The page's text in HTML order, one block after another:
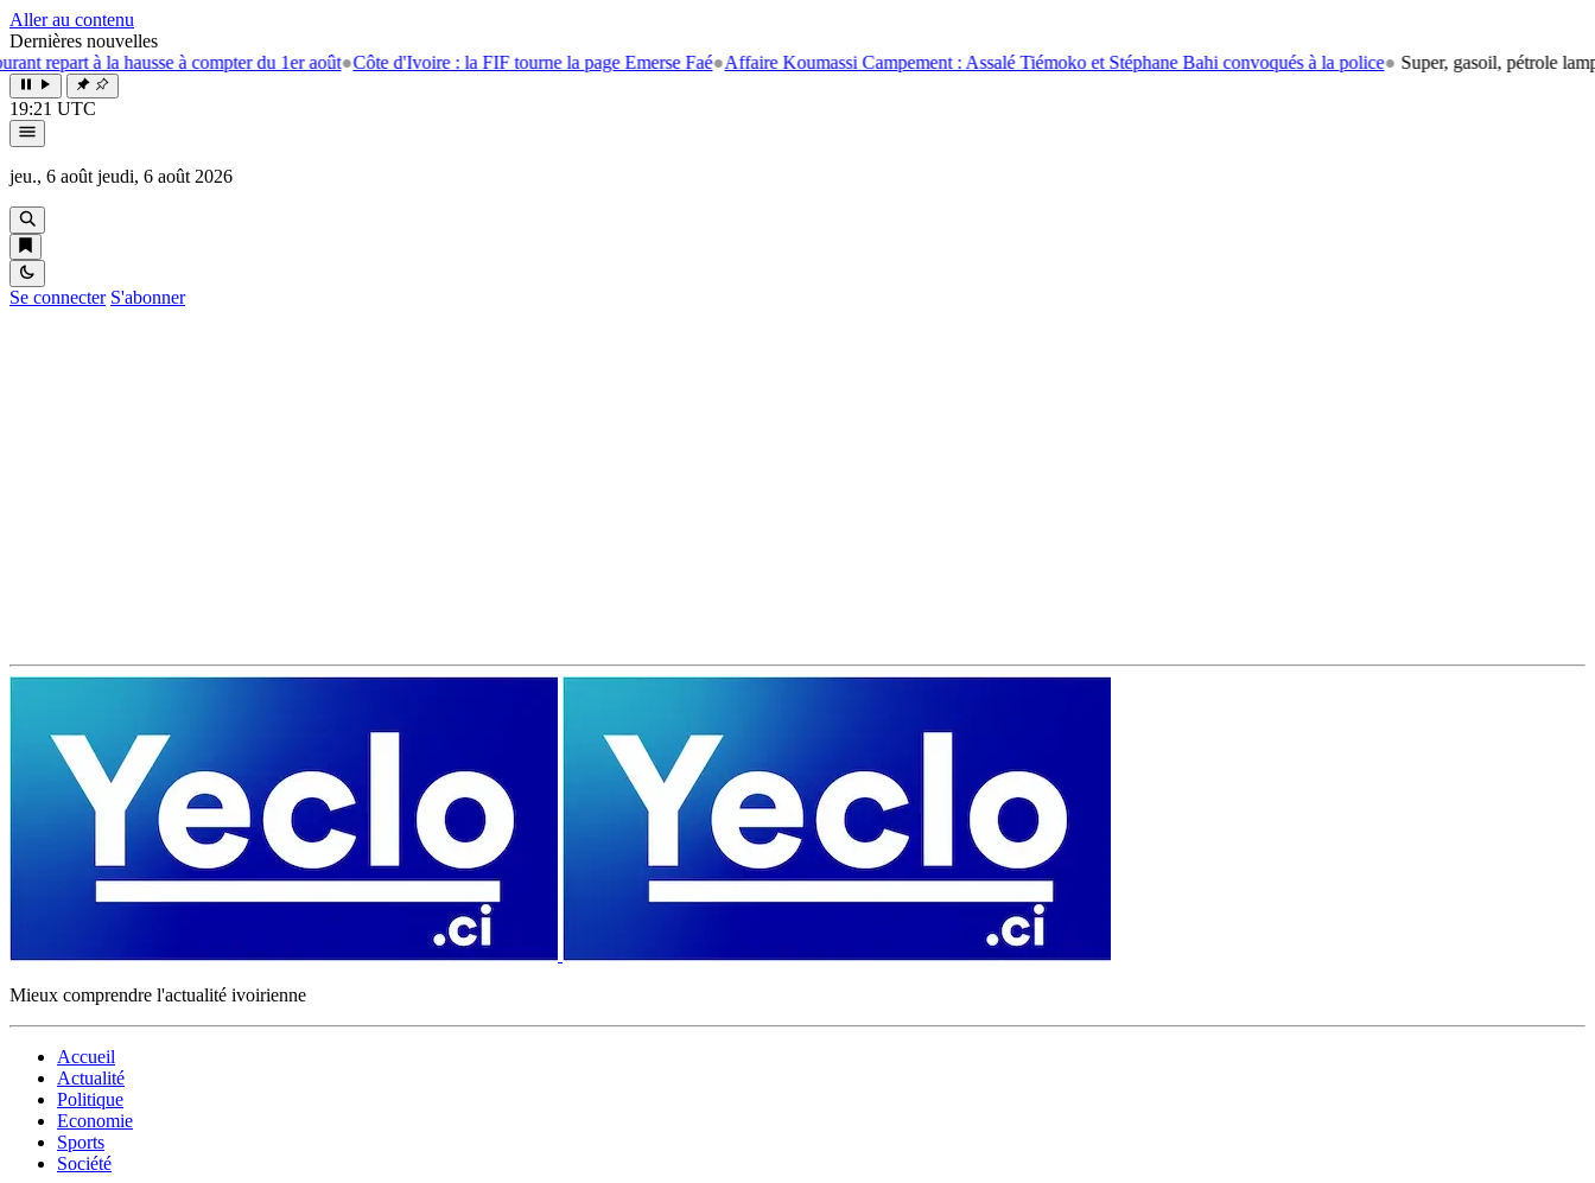
Aller au contenu
Dernières nouvelles
à la hausse à compter du 1er août●Côte d'Ivoire : la FIF tourne la page Emerse Faé●Affaire Koumassi Campement : Assalé Tiémoko et Stéphane Bahi convoqués à la police● Super, gasoil, pétrole lampant:
19:21 UTC
jeu., 6 août jeudi, 6 août 2026
Se connecter S'abonner
Mieux comprendre l'actualité ivoirienne
Accueil
Actualité
Politique
Economie
Sports
Société